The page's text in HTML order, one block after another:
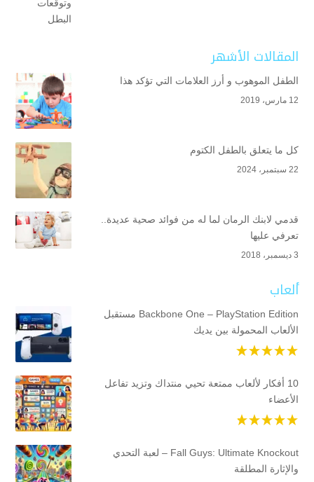
المقالات الأشهر
الطفل الموهوب و أرز العلامات التي تؤكد هذا
12 مارس، 2019
كل ما يتعلق بالطفل الكتوم
22 سبتمبر، 2024
قدمي لابنك الرمان لما له من فوائد صحية عديدة..
تعرفي عليها
3 ديسمبر، 2018
ألعاب
Backbone One – PlayStation Edition مستقبل
الألعاب المحمولة بين يديك
10 أفكار لألعاب ممتعة تحيي منتداك وتزيد تفاعل
الأعضاء
Fall Guys: Ultimate Knockout – لعبة التحدي
والإثارة المطلقة